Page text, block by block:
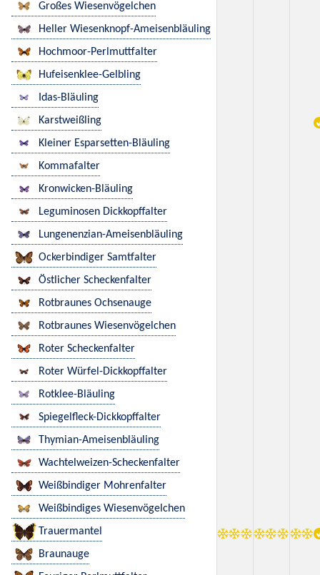
Großes Wiesenvögelchen
Heller Wiesenknopf-Ameisenbläuling
Hochmoor-Perlmuttfalter
Hufeisenklee-Gelbling
Idas-Bläuling
Karstweißling
Kleiner Esparsetten-Bläuling
Kommafalter
Kronwicken-Bläuling
Leguminosen Dickkopffalter
Lungenenzian-Ameisenbläuling
Ockerbindiger Samtfalter
Östlicher Scheckenfalter
Rotbraunes Ochsenauge
Rotbraunes Wiesenvögelchen
Roter Scheckenfalter
Roter Würfel-Dickkopffalter
Rotklee-Bläuling
Spiegelfleck-Dickkopffalter
Thymian-Ameisenbläuling
Wachtelweizen-Scheckenfalter
Weißbindiger Mohrenfalter
Weißbindiges Wiesenvögelchen
Trauermantel
Braunauge